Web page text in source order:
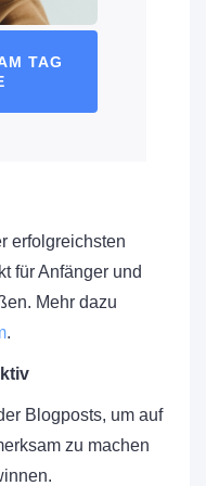
TAG
erfolgreichsten
für Anfänger und
Mehr dazu
.
Blogposts, um auf
zu machen